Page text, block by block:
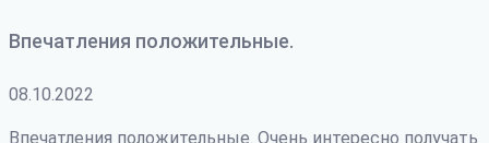
Впечатления положительные.
08.10.2022
Впечатления положительные. Очень интересно получать